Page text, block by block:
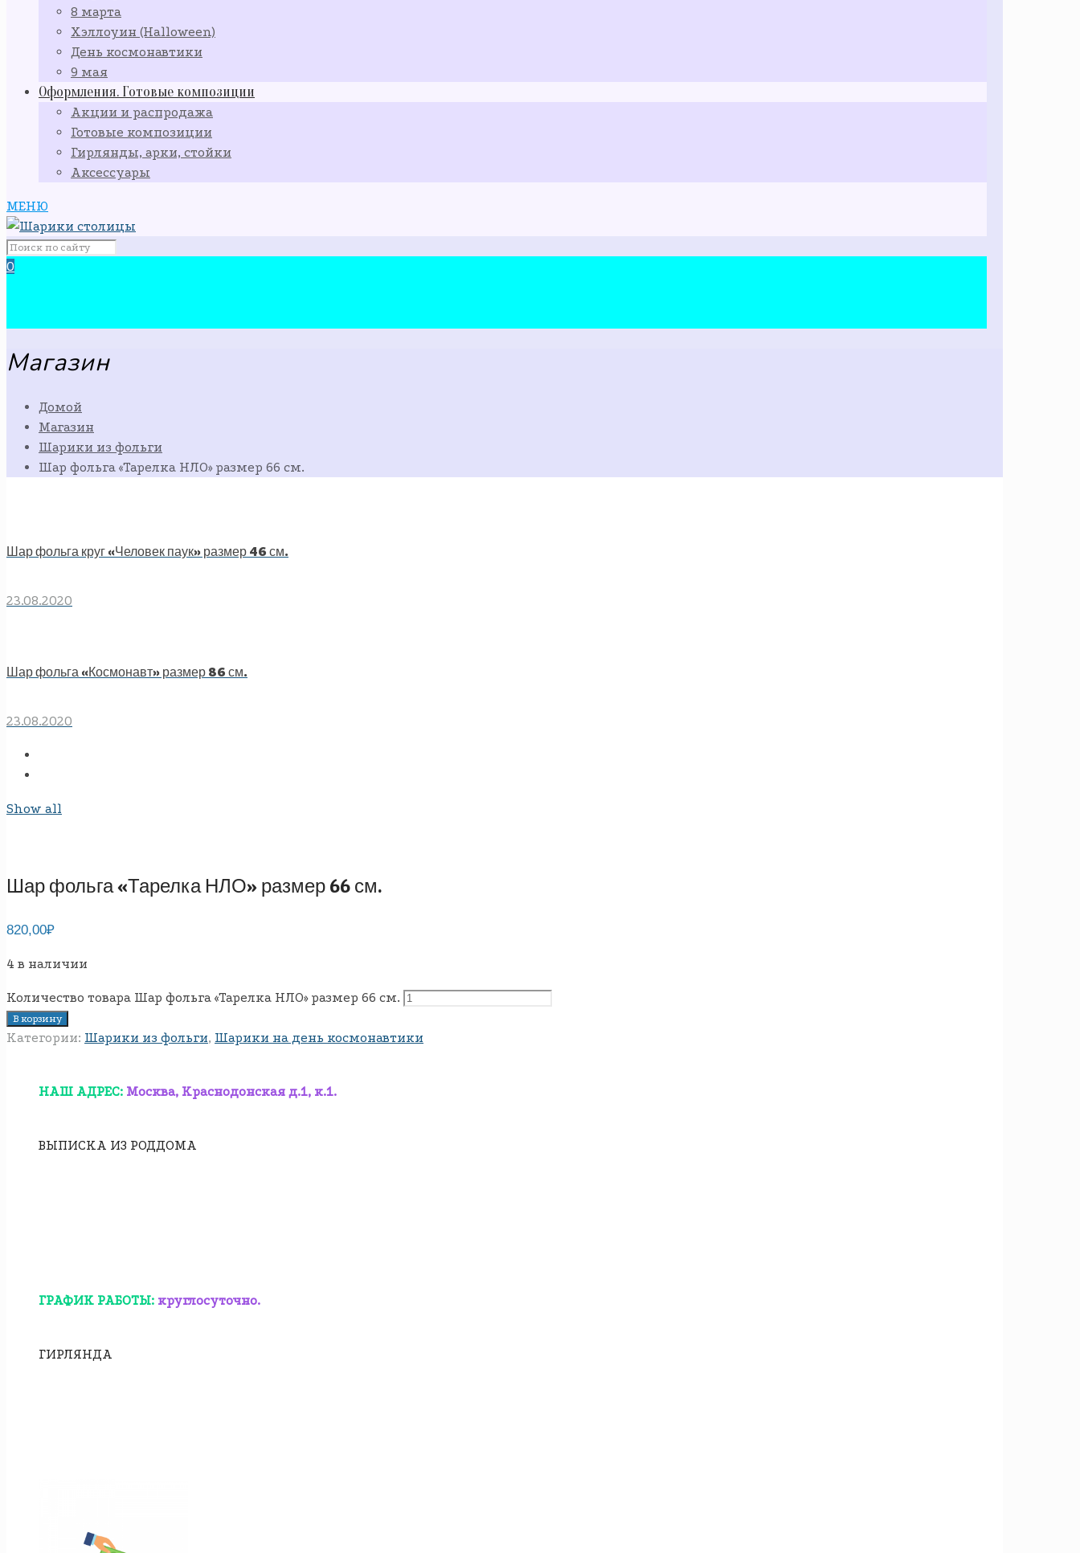
8 марта
Хэллоуин (Halloween)
День космонавтики
9 мая
Оформления. Готовые композиции
Акции и распродажа
Готовые композиции
Гирлянды, арки, стойки
Аксессуары
МЕНЮ
0
Магазин
Домой
Магазин
Шарики из фольги
Шар фольга «Тарелка НЛО» размер 66 см.
Шар фольга круг «Человек паук» размер 46 см.
23.08.2020
Шар фольга «Космонавт» размер 86 см.
23.08.2020
Show all
Шар фольга «Тарелка НЛО» размер 66 см.
820,00₽
4 в наличии
Количество товара Шар фольга «Тарелка НЛО» размер 66 см.
В корзину
Категории: Шарики из фольги, Шарики на день космонавтики
НАШ АДРЕС: Москва, Краснодонская д.1, к.1.
ВЫПИСКА ИЗ РОДДОМА
ГРАФИК РАБОТЫ: круглосуточно.
ГИРЛЯНДА